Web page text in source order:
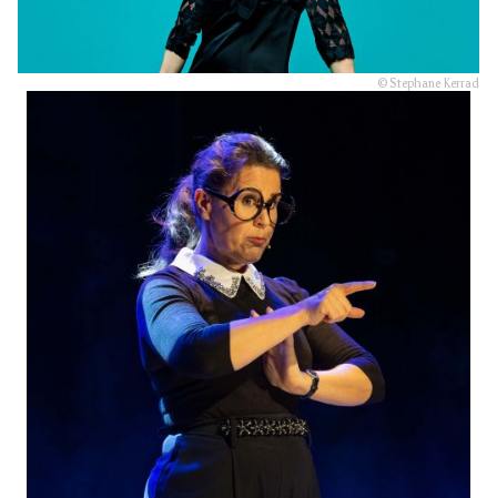
© Stephane Kerrad